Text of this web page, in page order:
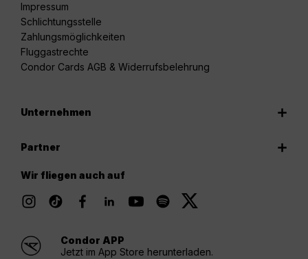
Impressum
Schlichtungsstelle
Zahlungsmöglichkeiten
Fluggastrechte
Condor Cards AGB & Widerrufsbelehrung
Unternehmen
Partner
Wir fliegen auch auf
Condor APP
Jetzt im App Store herunterladen.